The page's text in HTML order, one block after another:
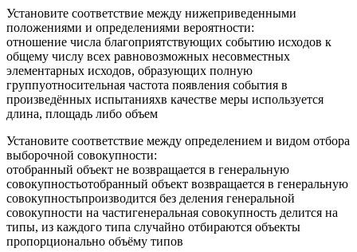
Установите соответствие между нижеприведенными
положениями и определениями вероятности:
отношение числа благоприятствующих событию исходов к
общему числу всех равновозможных несовместных
элементарных исходов, образующих полную
группуотносительная частота появления события в
произведённых испытанияхв качестве меры используется
длина, площадь либо объем
Установите соответствие между определением и видом отбора
выборочной совокупности:
отобранный объект не возвращается в генеральную
совокупностьотобранный объект возвращается в генеральную
совокупностьпроизводится без деления генеральной
совокупности на частигенеральная совокупность делится на
типы, из каждого типа случайно отбираются объекты
пропорционально объёму типов